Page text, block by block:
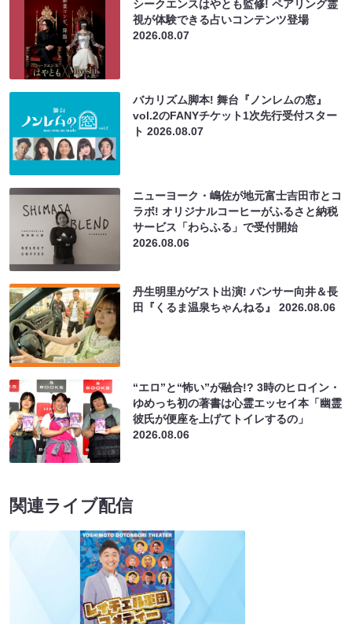
シークエンスはやとも監修! ペアリング霊
視が体験できる占いコンテンツ登場
2026.08.07
バカリズム脚本! 舞台『ノンレムの窓』
vol.2のFANYチケット1次先行受付スター
ト2026.08.07
ニューヨーク・嶋佐が地元富士吉田市とコ
ラボ! オリジナルコーヒーがふるさと納税
サービス「わらふる」で受付開始
2026.08.06
丹生明里がゲスト出演! パンサー向井＆長
田『くるま温泉ちゃんねる』2026.08.06
“エロ”と“怖い”が融合!? 3時のヒロイン・
ゆめっち初の著書は心霊エッセイ本「幽霊
彼氏が便座を上げてトイレするの」
2026.08.06
関連ライブ配信